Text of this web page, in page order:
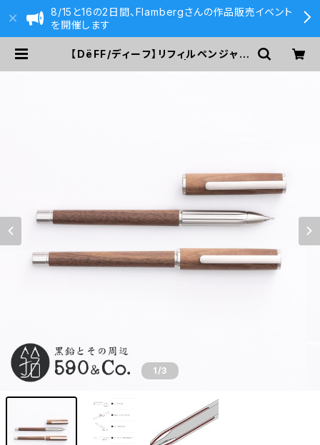
8/15と16の2日間、Flambergさんの作品販売イベント
を開催します
【DëFF/ディーフ】リフィルペンジャケ
1/3